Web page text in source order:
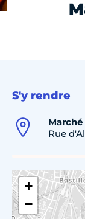
S'y rendre
Rue
+
−